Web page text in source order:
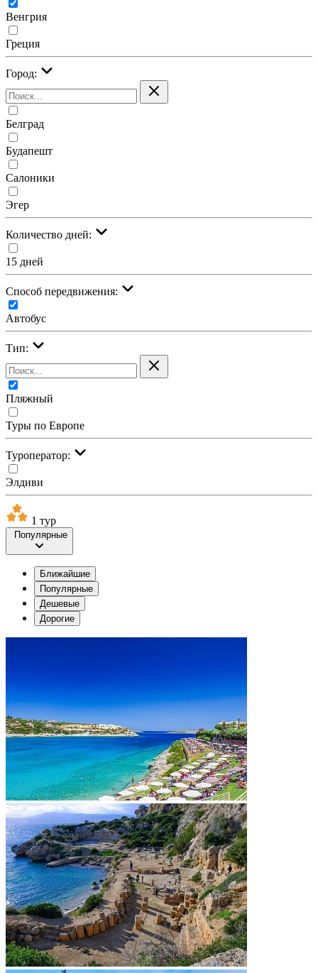
Венгрия
Греция
Город:
Белград
Будапешт
Салоники
Эгер
Количество дней:
15 дней
Cпособ передвижения:
Автобус
Тип:
Пляжный
Туры по Европе
Туроператор:
Элдиви
1 тур
Популярные
Ближайшие
Популярные
Дешевые
Дорогие